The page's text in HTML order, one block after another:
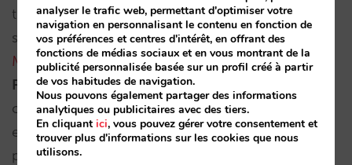
travaillent avec notre moteur de réservations et
sont actifs sur GHA que pour les clientsMirai
Metasearch, nous avons activé les campagnes de
Property Promotion Adsvia la modalité de
commission (Commission par séjour plus
exactement), de telle sorte que vous n’avez donc
pas à prévoir d’investissement et vous ne paierez
analyser le trafic web, permettant d'optimiser votre
navigation en personnalisant le contenu en fonction de
vos préférences et centres d'intérêt, en offrant des
fonctions de médias sociaux et en vous montrant de la
publicité personnalisée basée sur un profil créé à partir
de vos habitudes de navigation.
Nous pouvons également partager des informations
analytiques ou publicitaires avec des tiers.
En cliquantici, vous pouvez gérer votre consentement et
trouver plus d'informations sur les cookies que nous
utilisons.